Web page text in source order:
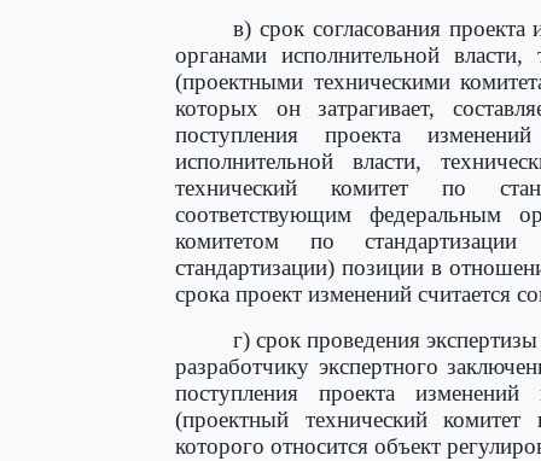
в) срок согласования
органами исполнительной
(проектными техническими
которых он затрагивает,
поступления проекта
исполнительной власти,
технический комитет по
соответствующим федеральным
комитетом по
стандартизации) позиции в
срока проект изменений считается
г) срок проведения
разработчику экспертного
поступления проекта
(проектный технический комитет
которого относится объект